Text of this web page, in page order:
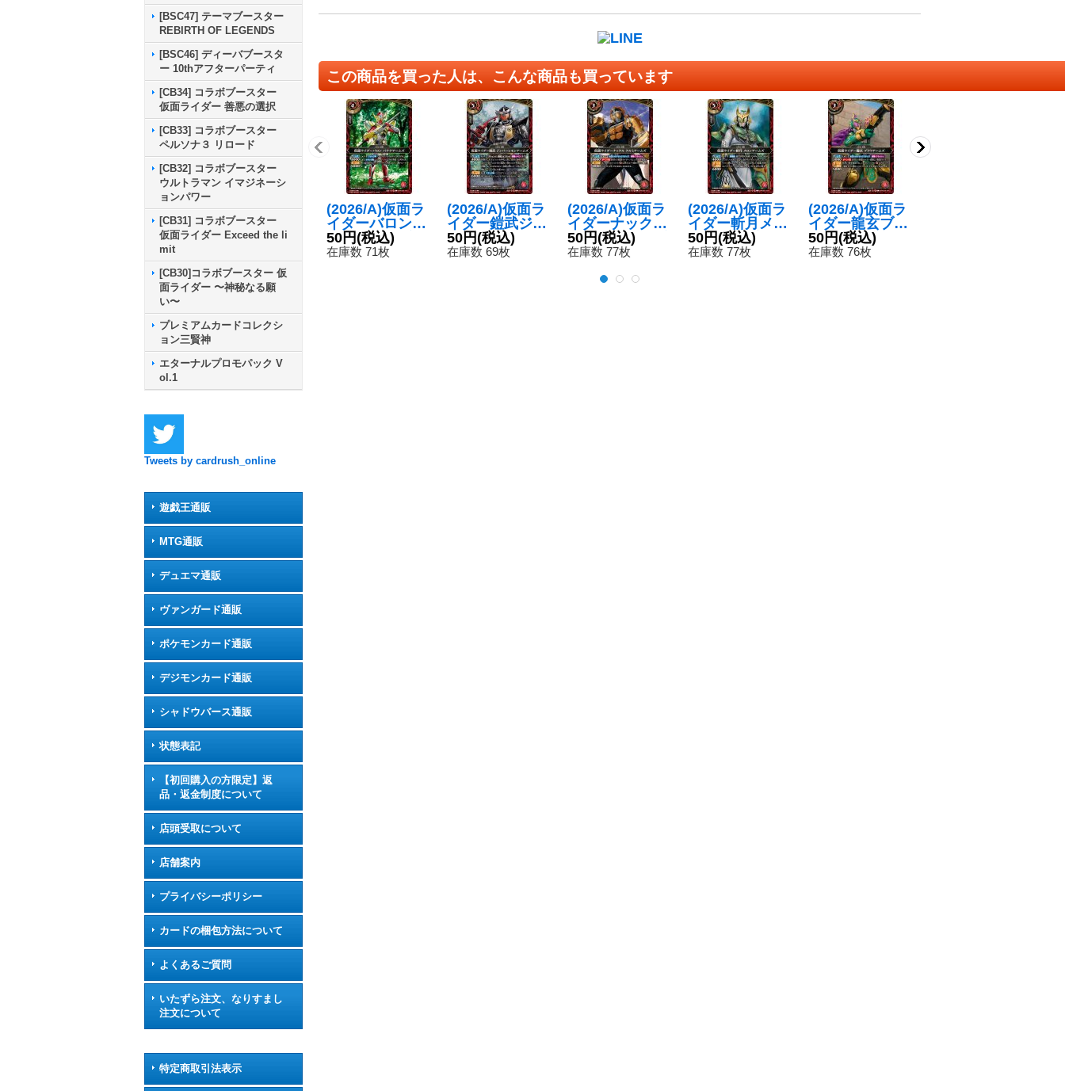
[BSC47] テーマブースター
REBIRTH OF LEGENDS
[BSC46] ディーバブースタ
ー 10thアフターパーティ
[CB34] コラボブースター
仮面ライダー 善悪の選択
[CB33] コラボブースター
ペルソナ３ リロード
[CB32] コラボブースター
ウルトラマン イマジネーシ
ョンパワー
[CB31] コラボブースター
仮面ライダー Exceed the li
mit
[CB30]コラボブースター 仮
面ライダー 〜神秘なる願
い〜
プレミアムカードコレクシ
ョン三賢神
エターナルプロモパック V
ol.1
Tweets by cardrush_online
遊戯王通販
MTG通販
デュエマ通販
ヴァンガード通販
ポケモンカード通販
デジモンカード通販
シャドウバース通販
状態表記
【初回購入の方限定】返
品・返金制度について
店頭受取について
店舗案内
プライバシーポリシー
カードの梱包方法について
よくあるご質問
いたずら注文、なりすまし
注文について
特定商取引法表示
この商品を買った人は、こんな商品も買っています
(2026/A)仮面ラ
イダーバロンバ
ナナアームズ
【C】{26RCB0
50円(税込)
在庫数 71枚
(2026/A)仮面ラ
イダー鎧武ジン
バーレモンアー
ムズ【C】{26R
50円(税込)
在庫数 69枚
(2026/A)仮面ラ
イダーナックル
クルミアームズ
【C】{26RCB0
50円(税込)
在庫数 77枚
(2026/A)仮面ラ
イダー斬月メロ
ンアームズ
【C】{26RCB0
50円(税込)
在庫数 77枚
(2026/A)仮面ラ
イダー龍玄ブド
ウアームズ
【C】{26RCB0
50円(税込)
在庫数 76枚